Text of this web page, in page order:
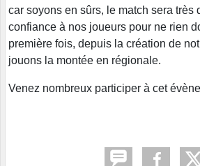
car soyons en sûrs, le match sera très
confiance à nos joueurs pour ne rien
première fois, depuis la création de
jouons la montée en régionale.
Venez nombreux participer à cet